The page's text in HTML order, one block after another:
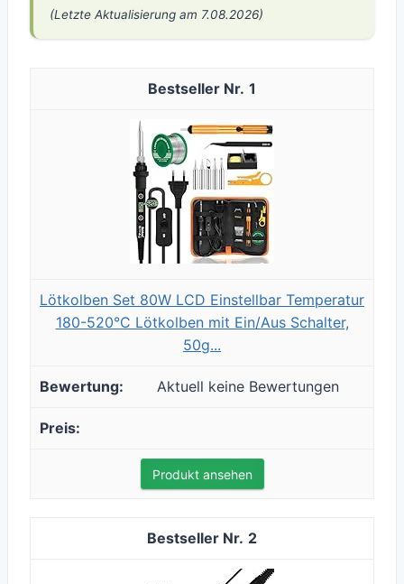
(Letzte Aktualisierung am 7.08.2026)
1
Lötkolben Set 80W LCD Einstellbar Temperatur
180-520°C Lötkolben mit Ein/Aus Schalter,
50g...
Aktuell keine Bewertungen
Produkt ansehen
2